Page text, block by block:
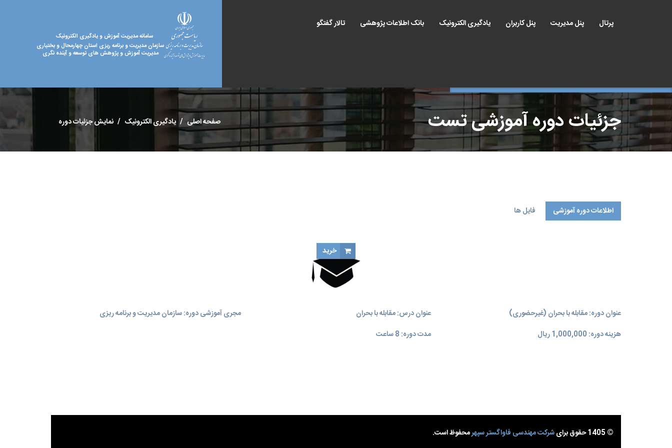
سامانه مدیریت آموزش و یادگیری الکترونیک
سازمان مدیریت و برنامه ریزی استان چهارمحال و بختیاری
مدیریت آموزش و پژوهش های توسعه و آینده نگری
پرتال پنل مدیریت پنل کاربران یادگیری الکترونیک بانک اطلاعات پژوهشی تالار گفتگو
جزئیات دوره آموزشی تست صفحه اصلی یادگیری الکترونیک نمایش جزئیات دوره
اطلاعات دوره آموزشی فایل ها
عنوان دوره: مقابله با بحران (غیرحضوری) عنوان درس: مقابله با بحران
مجری آموزشی دوره: سازمان مدیریت و برنامه‌ ریزی
هزینه دوره: 1,000,000 ریال
مدت دوره: 8 ساعت
خرید
© 1405 حقوق برای شرکت مهندسی فاواگستر سپهرمحفوظ است.